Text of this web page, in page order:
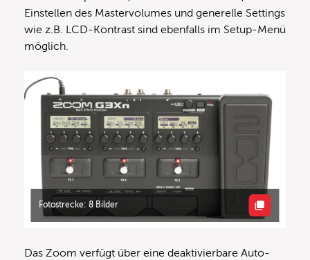
Einstellen des Mastervolumes und generelle Settings
wie z.B. LCD-Kontrast sind ebenfalls im Setup-Menü
möglich.
Fotostrecke: 8 Bilder
Das Zoom verfügt über eine deaktivierbare Auto-